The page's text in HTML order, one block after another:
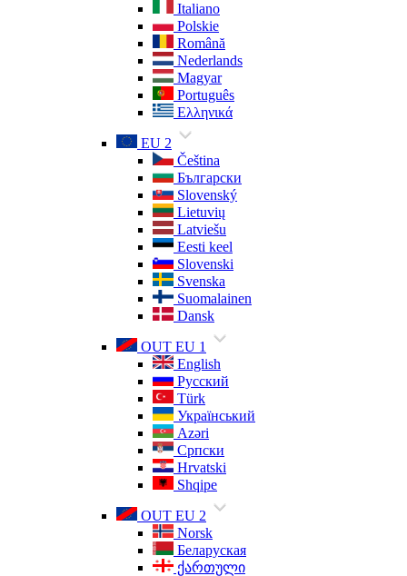
Italiano
Polskie
Română
Nederlands
Magyar
Português
Ελληνικά
EU 2
Čeština
Български
Slovenský
Lietuvių
Latviešu
Eesti keel
Slovenski
Svenska
Suomalainen
Dansk
OUT EU 1
English
Русский
Türk
Український
Azəri
Српски
Hrvatski
Shqipe
OUT EU 2
Norsk
Беларуская
ქართული